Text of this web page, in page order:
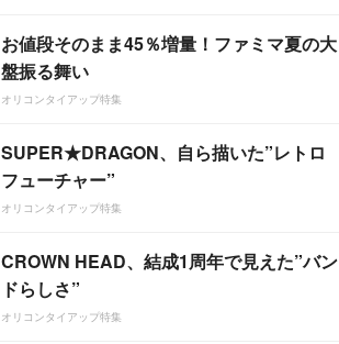
お値段そのまま45％増量！ファミマ夏の大
盤振る舞い
オリコンタイアップ特集
SUPER★DRAGON、自ら描いた”レトロ
フューチャー”
オリコンタイアップ特集
CROWN HEAD、結成1周年で見えた”バン
ドらしさ”
オリコンタイアップ特集